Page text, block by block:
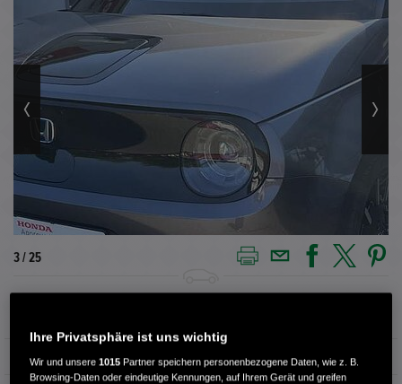
3 / 25
Innenausstattung
Ihre Privatsphäre ist uns wichtig
Wir und unsere1015 Partner speichern personenbezogene Daten, wie z. B.
Browsing-Daten oder eindeutige Kennungen, auf Ihrem Gerät und greifen